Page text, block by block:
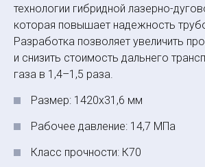
технологии гибридной лазерно-­
которая повышает надежность
Разработка позволяет увеличить
и снизить стоимость дальнего
газа в 1,4–1,5 раза.
Размер: 1420х31,6 мм
Рабочее давление: 14,7 МПа
Класс прочности: К70